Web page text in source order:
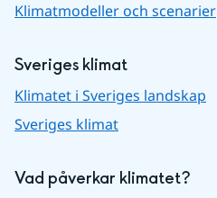
Klimatmodeller och scenarier
Sveriges klimat
Klimatet i Sveriges landskap
Sveriges klimat
Vad påverkar klimatet?